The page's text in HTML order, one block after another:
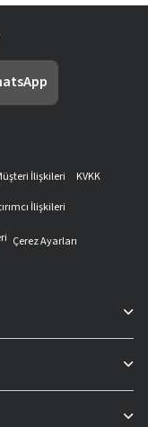
İlişkileri
KVKK
İlişkileri
Çerez Ayarları